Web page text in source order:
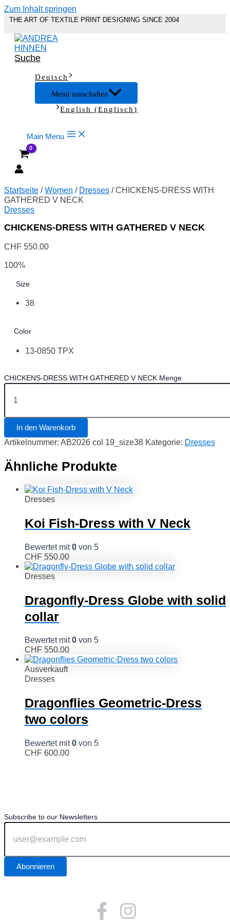
Zum Inhalt springen
THE ART OF TEXTILE PRINT DESIGNING SINCE 2004
Suche
Deutsch
Menü umschalten
English (Englisch)
Main Menu
Startseite /Women / Dresses / CHICKENS-DRESS WITH
GATHERED V NECK
Dresses
CHICKENS-DRESS WITH GATHERED V NECK
CHF 550.00
100%
Size
38
Color
13-0850 TPX
CHICKENS-DRESS WITH GATHERED V NECK Menge
In den Warenkorb
Artikelnummer: AB2026 col 19_size38 Kategorie: Dresses
Ähnliche Produkte
Dresses
Koi Fish-Dress with V Neck
Bewertet mit0 von 5
CHF 550.00
Dresses
Dragonfly-Dress Globe with solid
collar
Bewertet mit0 von 5
CHF 550.00
Ausverkauft
Dresses
Dragonflies Geometric-Dress
two colors
Bewertet mit0 von 5
CHF 600.00
Subscribe to our Newsletters